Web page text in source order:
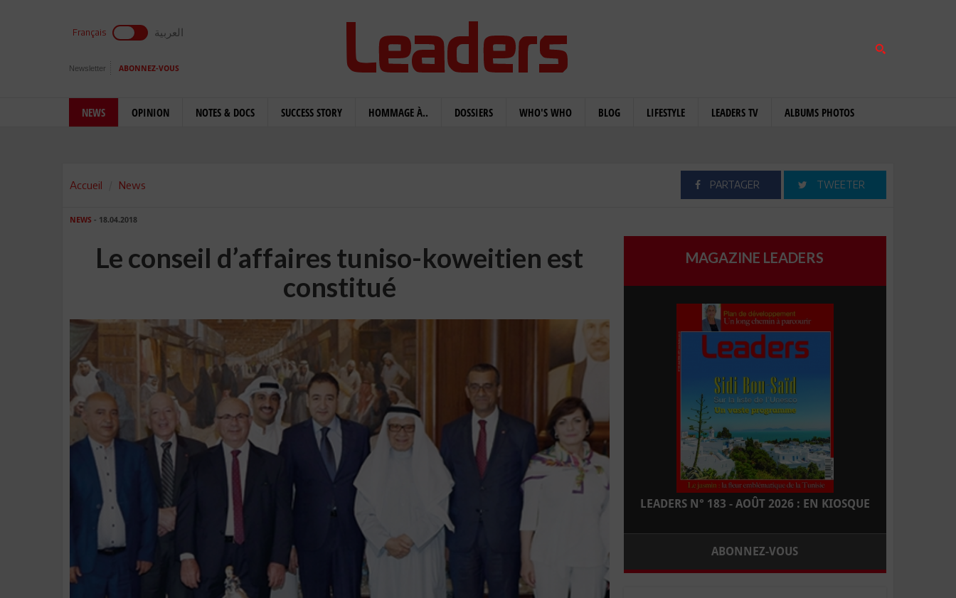
Français العربية
Newsletter ABONNEZ-VOUS
NEWS OPINION NOTES & DOCS SUCCESS STORY HOMMAGE À.. DOSSIERS WHO'S WHO BLOG LIFESTYLE LEADERS TV ALBUMS PHOTOS
Accueil News PARTAGER TWEETER
NEWS - 18.04.2018
Le conseil d’affaires tuniso-koweitien est
constitué
MAGAZINE LEADERS
LEADERS N° 183 - AOÛT 2026 : EN KIOSQUE
ABONNEZ-VOUS